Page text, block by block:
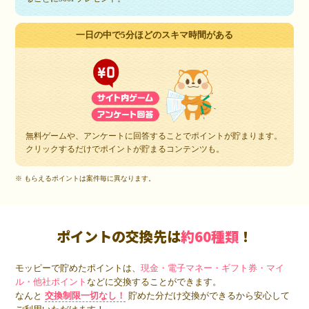
一日の中で5分ほどのスキマ時間がある
無料ゲームや、アンケートに回答することでポイントが貯まります。
クリックするだけでポイントが貯まるコンテンツも。
※ もらえるポイントは案件毎に異なります。
ポイントの交換先は約60種類 ！
モッピーで貯めたポイントは、現金・電子マネー・ギフト券・マイ
ル・他社ポイントなどに交換することができます。
なんと 交換制限一切なし！
貯めた分だけ交換ができるから安心して